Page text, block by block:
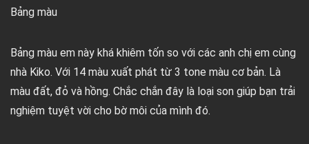
Bảng màu
Bảng màu em này khá khiêm tốn so với các anh chị em cùng
nhà Kiko. Với 14 màu xuất phát từ 3 tone màu cơ bản. Là
màu đất, đỏ và hồng. Chắc chắn đây là loại son giúp bạn trải
nghiệm tuyệt vời cho bờ môi của mình đó.